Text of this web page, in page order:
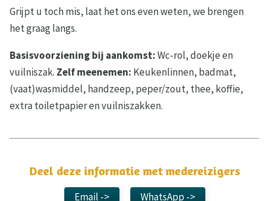
Grijpt u toch mis, laat het ons even weten, we brengen
het graag langs.
Basisvoorziening bij aankomst:Wc-rol, doekje en
vuilniszak. Zelf meenemen: Keukenlinnen, badmat,
(vaat)wasmiddel, handzeep, peper/zout, thee, koffie,
extra toiletpapier en vuilniszakken.
Deel deze informatie met medereizigers
Email -> WhatsApp ->